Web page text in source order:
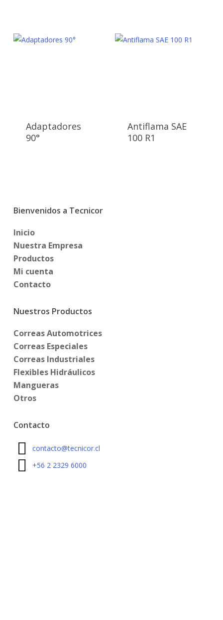
Adaptadores
90°
Antiflama SAE
100 R1
Bienvenidos a Tecnicor
Inicio
Nuestra Empresa
Productos
Mi cuenta
Contacto
Nuestros Productos
Correas Automotrices
Correas Especiales
Correas Industriales
Flexibles Hidráulicos
Mangueras
Otros
Contacto
contacto@tecnicor.cl
+56 2 2329 6000